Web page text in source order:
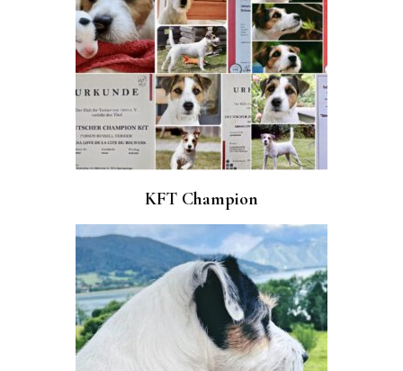
KFT Champion